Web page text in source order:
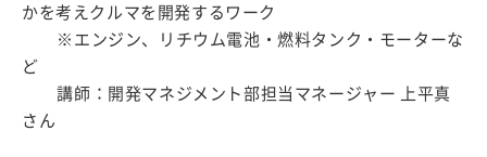
かを考えクルマを開発するワーク
※エンジン、リチウム電池・燃料タンク・モーターな
ど
講師：開発マネジメント部担当マネージャー 上平真
さん